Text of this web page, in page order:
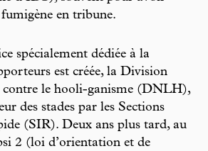
en tribune.
spécialement dédiée à la
est créée, la Division
contre le hooli-ganisme (DNLH),
des stades par les Sections
(SIR). Deux ans plus tard, au
2 (loi d’orientation et de